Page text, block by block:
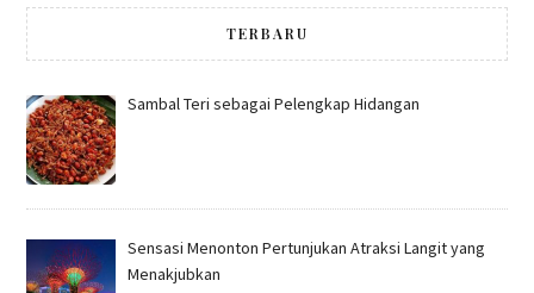
TERBARU
Sambal Teri sebagai Pelengkap Hidangan
Sensasi Menonton Pertunjukan Atraksi Langit yang
Menakjubkan